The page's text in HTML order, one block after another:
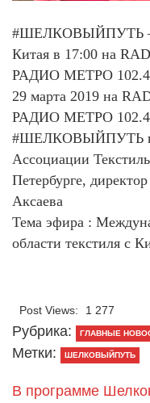
#ШЕЛКОВЫЙПУТЬ —
Китая в 17:00 на
РАДИО МЕТРО
29 марта 2019 на
РАДИО МЕТРО
#ШЕЛКОВЫЙПУТЬ
Ассоциации
Петербурге,
Аксаева
Тема эфира :
области текстиля с
Post Views: 1 277
Рубрика: ГЛАВНЫЕ
Метки: ШЕЛКОВЫЙПУТЬ
В программе